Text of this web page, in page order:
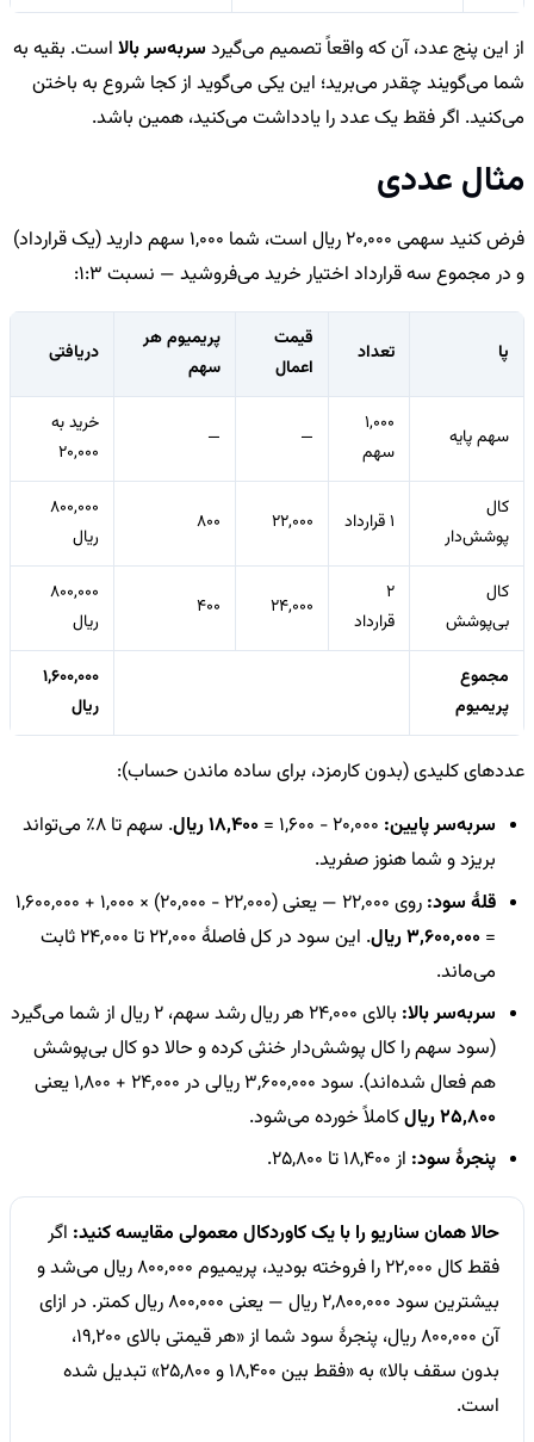
از این پنج عدد، آن که واقعاً تصمیم می‌گیرد سربه‌سر بالا است. بقیه به
شما می‌گویند چقدر می‌برید؛ این یکی می‌گوید از کجا شروع به باختن
می‌کنید. اگر فقط یک عدد را یادداشت می‌کنید، همین باشد.
مثال عددی
فرض کنید سهمی 20,000 ریال است، شما 1,000 سهم دارید (یک قرارداد)
و در مجموع سه قرارداد اختیار خرید می‌فروشید — نسبت 1:3:
پا تعداد
قیمت
اعمال
پریمیوم هر
سهم
دریافتی
سهم پایه
1,000
سهم
—
—
خرید به
20,000
کال
پوشش‌دار
1 قرارداد 22,000
800
800,000
ریال
کال
بی‌پوشش
2
قرارداد
24,000
400
800,000
ریال
مجموع
پریمیوم
1,600,000
ریال
عددهای کلیدی (بدون کارمزد، برای ساده ماندن حساب):
سربه‌سر پایین:
18,400 ریال
. سهم تا 8٪ می‌تواند
بریزد و شما هنوز صفرید.
قلهٔ سود:
روی 22,000 — یعنی (22,000 − 20,000) × 1,000 + 1,600,000
= 3,600,000 ریال
. این سود در کل فاصلهٔ 22,000 تا 24,000 ثابت
می‌ماند.
سربه‌سر بالا:
بالای 24,000 هر ریال رشد سهم، 2 ریال از شما می‌گیرد
(سود سهم را کال پوشش‌دار خنثی کرده و حالا دو کال بی‌پوشش
هم فعال شده‌اند). سود 3,600,000 ریالی در 24,000 + 1,800 یعنی
25,800 ریال
کاملاً خورده می‌شود.
پنجرهٔ سود: از 18,400 تا 25,800.
حالا همان سناریو را با یک کاوردکال معمولی مقایسه کنید: اگر
فقط کال 22,000 را فروخته بودید، پریمیوم 800,000 ریال می‌شد و
بیشترین سود 2,800,000 ریال — یعنی 800,000 ریال کمتر. در ازای
آن 800,000 ریال، پنجرهٔ سود شما از «هر قیمتی بالای 19,200،
بدون سقف بالا» به «فقط بین 18,400 و 25,800» تبدیل شده
است.